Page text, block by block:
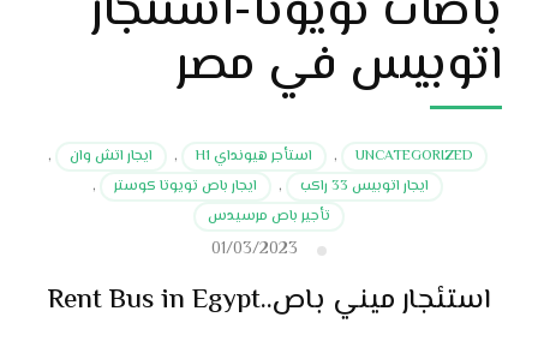
اتوبيس في مصر
UNCATEGORIZED
, استأجر هيونداي H1 , ايجار اتش وان
,
ايجار اتوبيس 33 راكب
, ايجار باص تويوتا كوستر
,
تأجير باص مرسيدس
01/03/2023
استئجار ميني باص..Rent Bus in Egypt